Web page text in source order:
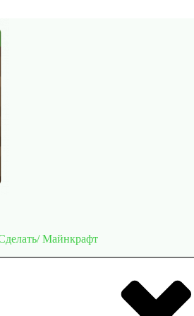
Майнкрафт